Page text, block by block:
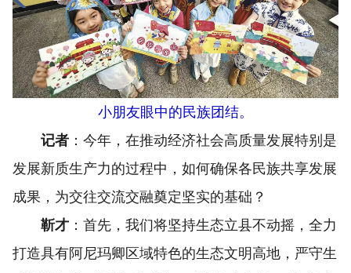
小朋友眼中的民族团结。
记者 ：今年，在推动经济社会高质量发展特别是
发展新质生产力的过程中，如何确保各民族共享发展
成果，为交往交流交融奠定坚实的基础？
靳才 ：首先，我们将坚持生态立县不动摇，全力
打造具有阿尼玛卿区域特色的生态文明高地，严守生